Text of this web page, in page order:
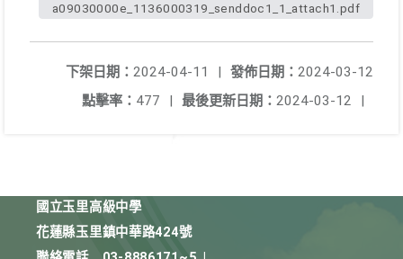
a09030000e_1136000319_senddoc1_1_attach1.pdf
發佈日期： 2024-03-12
下架日期： 2024-04-11
|
最後更新日期： 2024-03-12 |
點擊率： 477 |
國立玉里高級中學
花蓮縣玉里鎮中華路424號